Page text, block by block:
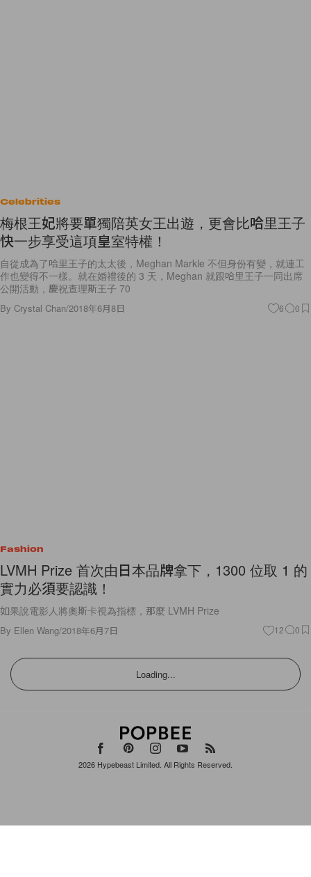
Celebrities
梅根王妃將要單獨陪英女王出遊，更會比哈里王子
快一步享受這項皇室特權！
自從成為了哈里王子的太太後，Meghan Markle 不但身份有變，就連工
作也變得不一樣。就在婚禮後的 3 天，Meghan 就跟哈里王子一同出席
公開活動，慶祝查理斯王子 70
By Crystal Chan/2018年6月8日 6 0
Fashion
LVMH Prize 首次由日本品牌拿下，1300 位取 1 的
實力必須要認識！
如果說電影人將奧斯卡視為指標，那麼 LVMH Prize
By Ellen Wang/2018年6月7日 12 0
Loading...
2026 Hypebeast Limited. All Rights Reserved.